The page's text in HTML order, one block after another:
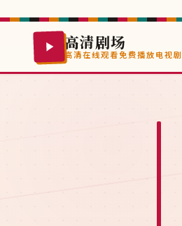
高清剧场
高清在线观看免费播放电视剧